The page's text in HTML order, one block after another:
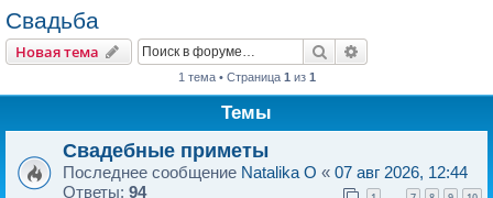
Свадьба
Новая тема Поиск
1 тема • Страница 1 из 1
Темы
Свадебные приметы
Последнее сообщение Natalika O « 07 авг 2026, 12:44
Ответы: 94